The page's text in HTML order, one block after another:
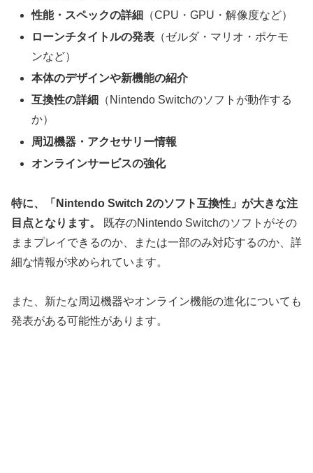
性能・スペックの詳細
（CPU・GPU・解像度など）
ローンチタイトルの発表 （ゼルダ・マリオ・ポケモ
ンなど）
本体のデザインや新機能の紹介
互換性の詳細
（Nintendo Switchのソフトが動作する
か）
周辺機器・アクセサリー情報
オンラインサービスの強化
特に、「Nintendo Switch 2のソフト互換性」が大きな注
目点となります。
既存のNintendo Switchのソフトがその
ままプレイできるのか、または一部のみ対応するのか、詳
細な情報が求められています。
また、新たな周辺機器やオンライン機能の進化についても
発表がある可能性があります。